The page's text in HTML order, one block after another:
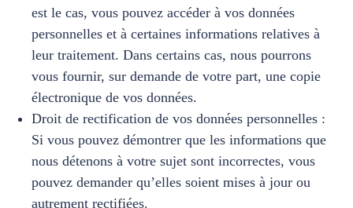
est le cas, vous pouvez accéder à vos données
personnelles et à certaines informations relatives à
leur traitement. Dans certains cas, nous pourrons
vous fournir, sur demande de votre part, une copie
électronique de vos données.
Droit de rectification de vos données personnelles :
Si vous pouvez démontrer que les informations que
nous détenons à votre sujet sont incorrectes, vous
pouvez demander qu’elles soient mises à jour ou
autrement rectifiées.